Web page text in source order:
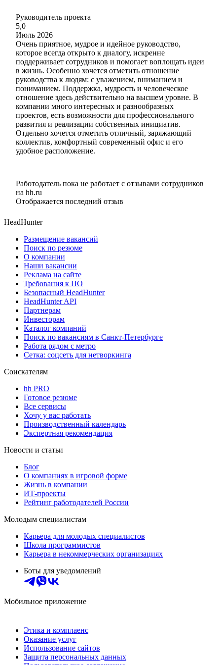
Руководитель проекта
5,0
Июль 2026
Очень приятное, мудрое и идейное руководство,
которое всегда открыто к диалогу, искренне
поддерживает сотрудников и помогает воплощать идеи
в жизнь. Особенно хочется отметить отношение
руководства к людям: с уважением, вниманием и
пониманием. Поддержка, мудрость и человеческое
отношение здесь действительно на высшем уровне. В
компании много интересных и разнообразных
проектов, есть возможности для профессионального
развития и реализации собственных инициатив.
Отдельно хочется отметить отличный, заряжающий
коллектив, комфортный современный офис и его
удобное расположение.
Работодатель пока не работает с отзывами сотрудников
на hh.ru
Отображается последний отзыв
HeadHunter
Размещение вакансий
Поиск по резюме
О компании
Наши вакансии
Реклама на сайте
Требования к ПО
Безопасный HeadHunter
HeadHunter API
Партнерам
Инвесторам
Каталог компаний
Поиск по вакансиям в Санкт-Петербурге
Работа рядом с метро
Сетка: соцсеть для нетворкинга
Соискателям
hh PRO
Готовое резюме
Все сервисы
Хочу у вас работать
Производственный календарь
Экспертная рекомендация
Новости и статьи
Блог
О компаниях в игровой форме
Жизнь в компании
ИТ-проекты
Рейтинг работодателей России
Молодым специалистам
Карьера для молодых специалистов
Школа программистов
Карьера в некоммерческих организациях
Боты для уведомлений
Мобильное приложение
Этика и комплаенс
Оказание услуг
Использование сайтов
Защита персональных данных